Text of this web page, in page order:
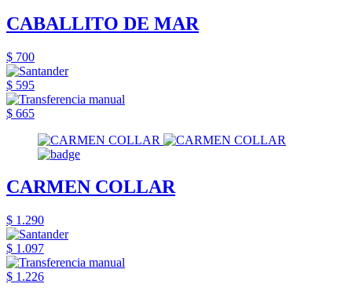
CABALLITO DE MAR
$ 700
$ 595
$ 665
CARMEN COLLAR
$ 1.290
$ 1.097
$ 1.226